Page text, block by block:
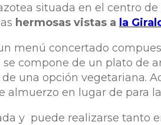
situada en el centro
hermosas vistas a la
menú concertado
compone de un plato de
una opción vegetariana.
almuerzo en lugar de para
y puede realizarse tanto